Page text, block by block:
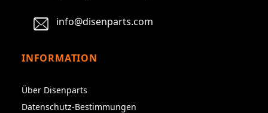
info@disenparts.com
INFORMATION
Über Disenparts
Datenschutz-Bestimmungen